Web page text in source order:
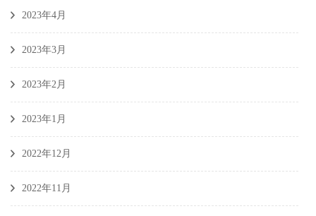
2023年4月
2023年3月
2023年2月
2023年1月
2022年12月
2022年11月